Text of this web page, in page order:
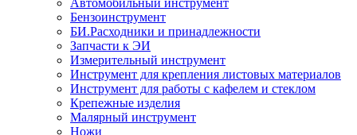
Автомобильный инструмент
Бензоинструмент
БИ.Расходники и принадлежности
Запчасти к ЭИ
Измерительный инструмент
Инструмент для крепления листовых материалов
Инструмент для работы с кафелем и стеклом
Крепежные изделия
Малярный инструмент
Ножи